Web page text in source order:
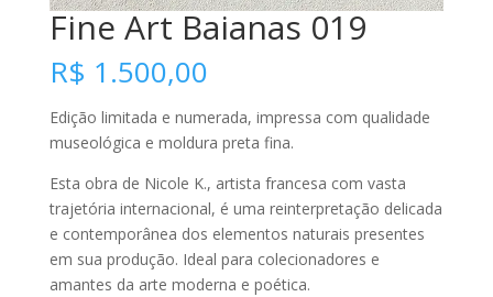
Fine Art Baianas 019
R$ 1.500,00
Edição limitada e numerada, impressa com qualidade
museológica e moldura preta fina.
Esta obra de Nicole K., artista francesa com vasta
trajetória internacional, é uma reinterpretação delicada
e contemporânea dos elementos naturais presentes
em sua produção. Ideal para colecionadores e
amantes da arte moderna e poética.